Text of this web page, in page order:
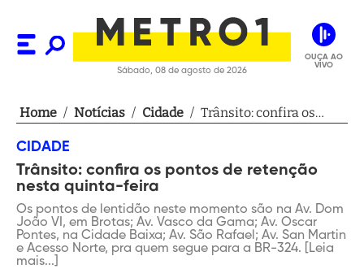
Sábado, 08 de agosto de 2026
OUÇA AO
VIVO
Home / Notícias / Cidade / Trânsito: confira os
CIDADE
Trânsito: confira os pontos de retenção
nesta quinta-feira
Os pontos de lentidão neste momento são na Av. Dom
João VI, em Brotas; Av. Vasco da Gama; Av. Oscar
Pontes, na Cidade Baixa; Av. São Rafael; Av. San Martin
e Acesso Norte, pra quem segue para a BR-324. [Leia
mais...]